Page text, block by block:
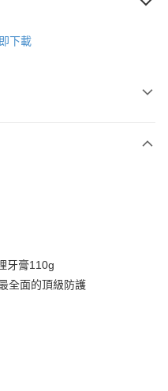
下載
台北富邦商業銀行
兆豐國際商業銀行
牙膏110g
全面的頂級防護